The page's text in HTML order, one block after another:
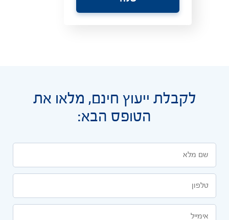
לקבלת ייעוץ חינם, מלאו את
הטופס הבא: